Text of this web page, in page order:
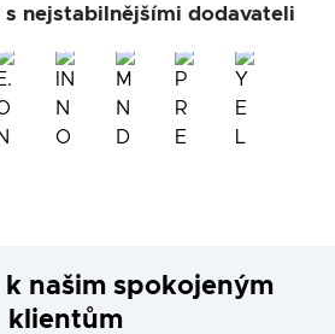
s nejstabilnějšími dodavateli
k našim spokojeným
klientům